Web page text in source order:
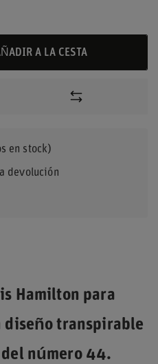
A LA CESTA
en stock)
devolución
Hamilton para
diseño transpirable
número 44.